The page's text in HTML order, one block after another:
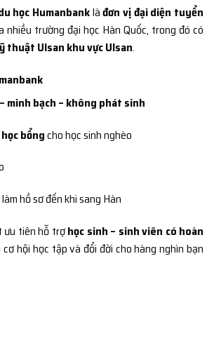
học Humanbanklàđơn vị đại diện tuyển
nhiều trường đại học Hàn Quốc, trong đó có
thuật Ulsan khu vực Ulsan.
minh bạch – không phát sinh
bổngcho học sinh nghèo
hồ sơ đến khi sang Hàn
ưu tiên hỗ trợhọc sinh – sinh viên có hoàn
cơ hội học tập và đổi đời cho hàng nghìn bạn